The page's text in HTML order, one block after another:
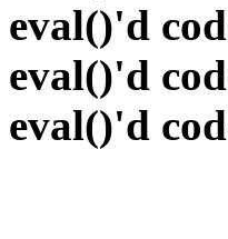
eval()'d
eval()'d
eval()'d